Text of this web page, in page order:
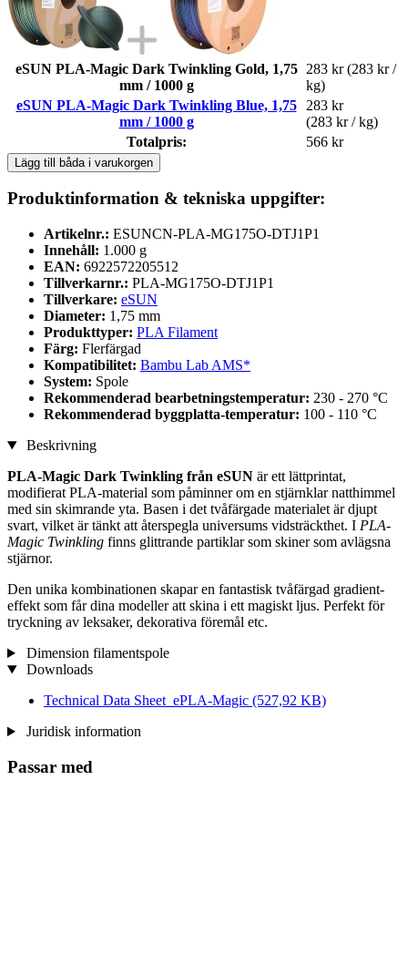
eSUN PLA-Magic Dark Twinkling Gold, 1,75
mm / 1000 g
283 kr (283 kr /
kg)
eSUN PLA-Magic Dark Twinkling Blue, 1,75
mm / 1000 g
283 kr
(283 kr / kg)
Totalpris:
566 kr
Lägg till båda i varukorgen
Produktinformation & tekniska uppgifter:
Artikelnr.: ESUNCN-PLA-MG175O-DTJ1P1
Innehåll: 1.000 g
EAN: 6922572205512
Tillverkarnr.: PLA-MG175O-DTJ1P1
Tillverkare: eSUN
Diameter: 1,75 mm
Produkttyper: PLA Filament
Färg: Flerfärgad
Kompatibilitet: Bambu Lab AMS*
System: Spole
Rekommenderad bearbetningstemperatur: 230 - 270 °C
Rekommenderad byggplatta-temperatur: 100 - 110 °C
Beskrivning
PLA-Magic Dark Twinkling från eSUN är ett lättprintat,
modifierat PLA-material som påminner om en stjärnklar natthimmel
med sin skimrande yta. Basen i det tvåfärgade materialet är djupt
svart, vilket är tänkt att återspegla universums vidsträckthet. I PLA-
Magic Twinkling finns glittrande partiklar som skiner som avlägsna
stjärnor.
Den unika kombinationen skapar en fantastisk tvåfärgad gradient-
effekt som får dina modeller att skina i ett magiskt ljus. Perfekt för
tryckning av leksaker, dekorativa föremål etc.
Dimension filamentspole
Downloads
Technical Data Sheet_ePLA-Magic (527,92 KB)
Juridisk information
Passar med